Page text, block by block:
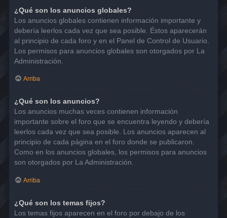
¿Qué son los anuncios globales?
Los anuncios globales contienen información importante y
debería leerlos cada vez que sea posible. Éstos aparecerán
al principio de cada foro y en el Panel de Control de Usuario.
Los permisos para anuncios globales son otorgados por La
Administración.
Arriba
¿Qué son los anuncios?
Los anuncios muchas veces contienen información
importante sobre el foro que se encuentra leyendo y debería
leerlos cada vez que sea posible. Los anuncios aparecen al
principio de cada página en el foro donde se publicaron.
Como en los anuncios globales, los permisos para anuncios
son otorgados por La Administración.
Arriba
¿Qué son los temas fijos?
Los temas fijos aparecen en el foro por debajo de los